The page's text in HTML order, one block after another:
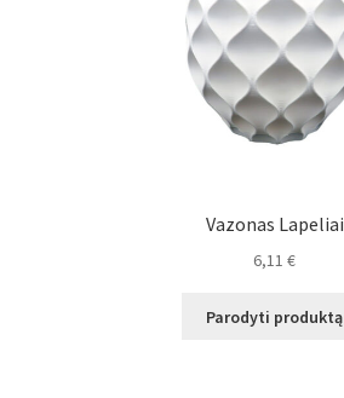
Vazonas Lapeliai
6,11€
Parodyti produktą